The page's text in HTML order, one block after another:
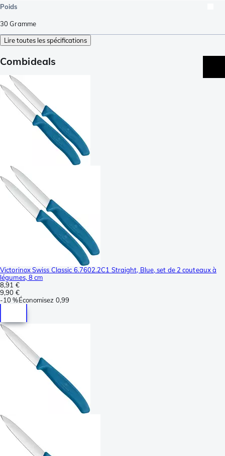
Poids
30Gramme
Lire toutes les spécifications
Combideals
Victorinox Swiss Classic 6.7602.2C1 Straight, Blue, set de 2 couteaux à
légumes, 8 cm
8,91 €
9,90 €
-10 %Économisez 0,99